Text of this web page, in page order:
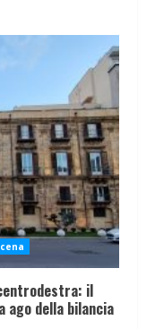
il
ago della bilancia